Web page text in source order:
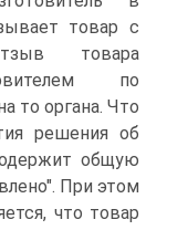
товар с
товара
по
то органа. Что
решения об
общую
При этом
что товар